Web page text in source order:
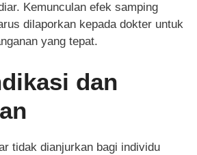
Kemunculan efek samping
dilaporkan kepada dokter untuk
yang tepat.
dan
tidak dianjurkan bagi individu